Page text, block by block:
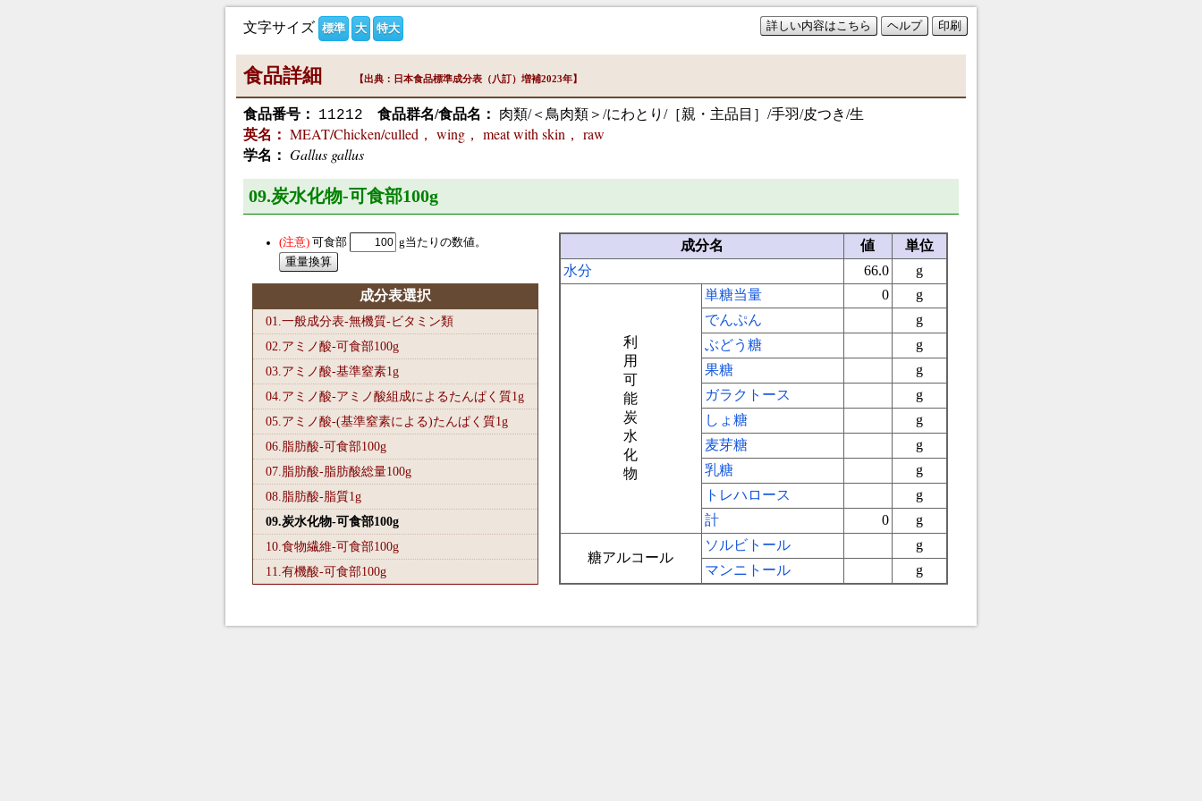
詳しい内容はこちら ヘルプ 印刷
文字サイズ 標準 大 特大
食品詳細 【出典：日本食品標準成分表（八訂）増補2023年】
食品番号： 11212 食品群名/食品名：
肉類/＜鳥肉類＞/にわとり/［親・主品目］/手羽/皮つき/生
英名： MEAT/Chicken/culled， wing， meat with skin， raw
学名： Gallus gallus
09.炭水化物-可食部100g
可食部 g当たりの数値。
成分表選択
01.一般成分表-無機質-ビタミン類
02.アミノ酸-可食部100g
03.アミノ酸-基準窒素1g
04.アミノ酸-アミノ酸組成によるたんぱく質1g
05.アミノ酸-(基準窒素による)たんぱく質1g
06.脂肪酸-可食部100g
07.脂肪酸-脂肪酸総量100g
08.脂肪酸-脂質1g
09.炭水化物-可食部100g
10.食物繊維-可食部100g
11.有機酸-可食部100g
成分名 値
単位
水分
66.0 g
利
用
可
能
炭
水
化
物
単糖当量 0
g
でんぷん
g
ぶどう糖
g
果糖
g
ガラクトース
g
しょ糖
g
麦芽糖
g
乳糖
g
トレハロース
g
計
0 g
糖アルコール
ソルビトール
g
マンニトール
g